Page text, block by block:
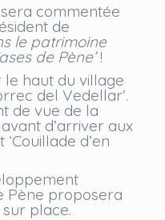
commentée
de
le patrimoine
de Pène’!
haut du village
del Vedellar’.
de vue de la
d’arriver aux
d’en
Pène proposera
place.